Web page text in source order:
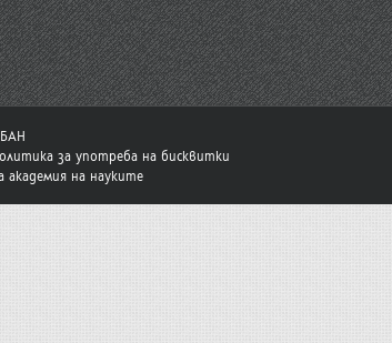
за употреба на бисквитки
академия на науките